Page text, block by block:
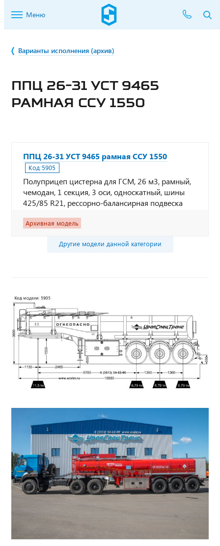
Меню
Варианты исполнения (архив)
ППЦ 26-31 УСТ 9465
РАМНАЯ ССУ 1550
ППЦ 26-31 УСТ 9465 рамная ССУ 1550
Код:5905
Полуприцеп цистерна для ГСМ, 26 м3, рамный,
чемодан, 1 секция, 3 оси, односкатный, шины
425/85 R21, рессорно-балансирная подвеска
Архивная модель
Другие модели данной категории